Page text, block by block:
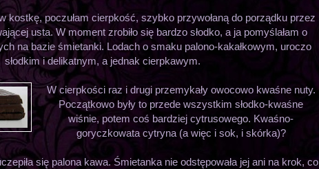
kostkę, poczułam cierpkość, szybko przywołaną do porządku przez
usta. W moment zrobiło się bardzo słodko, a ja pomyślałam o
na bazie śmietanki. Lodach o smaku palono-kakałkowym, uroczo
słodkim i delikatnym, a jednak cierpkawym.
W cierpkości raz i drugi przemykały owocowo kwaśne nuty.
Początkowo były to przede wszystkim słodko-kwaśne
wiśnie, potem coś bardziej cytrusowego. Kwaśno-
goryczkowata cytryna (a więc i sok, i skórka)?
się palona kawa. Śmietanka nie odstępowała jej ani na krok, co